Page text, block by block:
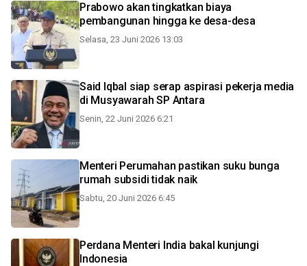
Prabowo akan tingkatkan biaya
pembangunan hingga ke desa-desa
Selasa, 23 Juni 2026 13:03
Said Iqbal siap serap aspirasi pekerja media
di Musyawarah SP Antara
Senin, 22 Juni 2026 6:21
Menteri Perumahan pastikan suku bunga
rumah subsidi tidak naik
Sabtu, 20 Juni 2026 6:45
Perdana Menteri India bakal kunjungi
Indonesia